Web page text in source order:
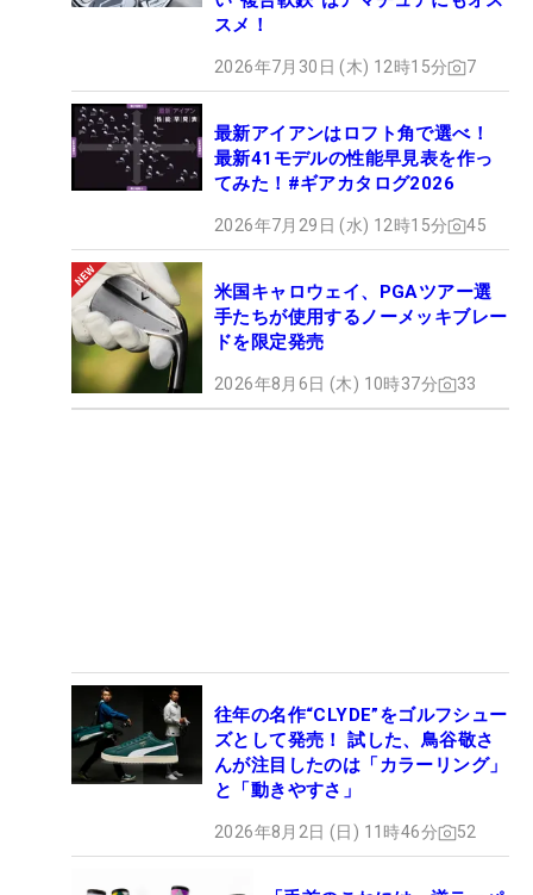
スメ！
2026年7月30日 (木) 12時15分 7
最新アイアンはロフト角で選べ！
最新41モデルの性能早見表を作っ
てみた！#ギアカタログ2026
2026年7月29日 (水) 12時15分 45
米国キャロウェイ、PGAツアー選
手たちが使用するノーメッキブレー
ドを限定発売
2026年8月6日 (木) 10時37分 33
往年の名作“CLYDE”をゴルフシュー
ズとして発売！ 試した、鳥谷敬さ
んが注目したのは「カラーリング」
と「動きやすさ」
2026年8月2日 (日) 11時46分 52